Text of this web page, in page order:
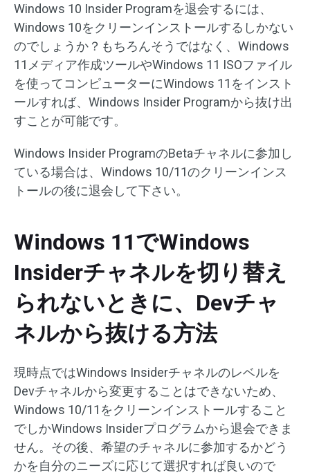
Windows 10 Insider Programを退会するには、
Windows 10をクリーンインストールするしかない
のでしょうか？もちろんそうではなく、Windows
11メディア作成ツールやWindows 11 ISOファイル
を使ってコンピューターにWindows 11をインスト
ールすれば、Windows Insider Programから抜け出
すことが可能です。
Windows Insider ProgramのBetaチャネルに参加し
ている場合は、Windows 10/11のクリーンインス
トールの後に退会して下さい。
Windows 11でWindows
Insiderチャネルを切り替え
られないときに、Devチャ
ネルから抜ける方法
現時点ではWindows Insiderチャネルのレベルを
Devチャネルから変更することはできないため、
Windows 10/11をクリーンインストールすること
でしかWindows Insiderプログラムから退会できま
せん。その後、希望のチャネルに参加するかどう
かを自分のニーズに応じて選択すれば良いので